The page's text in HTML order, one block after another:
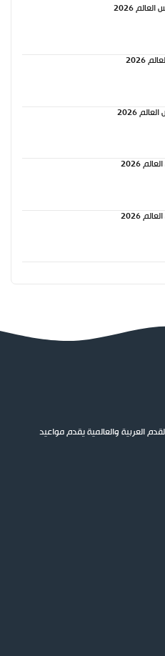
موعد مباراة البرتغال والكونغو في كأس العالم 2026
موعد مباراة النمسا والأردن في كأس العالم 2026
موعد مباراة الأرجنتين والجزائر في كأس العالم 2026
موعد مباراة العراق والنرويج في كأس العالم 2026
موعد مباراة فرنسا والسنغال في كأس العالم 2026
العربية والعالمية يقدم مواعيد